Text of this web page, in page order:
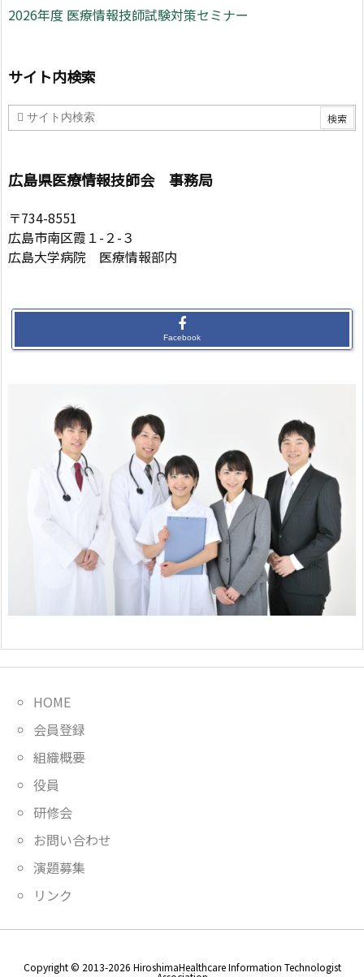
2026年度 医療情報技師試験対策セミナー
サイト内検索
広島県医療情報技師会 事務局
〒734-8551
広島市南区霞１-２-３
広島大学病院 医療情報部内
Facebook
HOME
会員登録
組織概要
役員
研修会
お問い合わせ
演題募集
リンク
Copyright © 2013-2026 HiroshimaHealthcare Information Technologist